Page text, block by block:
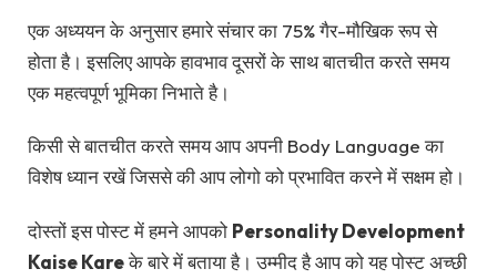
एक अध्ययन के अनुसार हमारे संचार का 75% गैर-मौखिक रूप से
होता है। इसलिए आपके हावभाव दूसरों के साथ बातचीत करते समय
एक महत्वपूर्ण भूमिका निभाते है।
किसी से बातचीत करते समय आप अपनी Body Language का
विशेष ध्यान रखें जिससे की आप लोगो को प्रभावित करने में सक्षम हो।
दोस्तों इस पोस्ट में हमने आपको Personality Development
Kaise Kareके बारे में बताया है। उम्मीद है आप को यह पोस्ट अच्छी